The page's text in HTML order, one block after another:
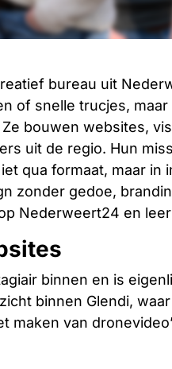
bureau uit
of snelle trucjes,
bouwen websites,
uit de regio. Hun
qua formaat, maar in
zonder gedoe,
Nederweert24 en
binnen en is
binnen Glendi,
maken van